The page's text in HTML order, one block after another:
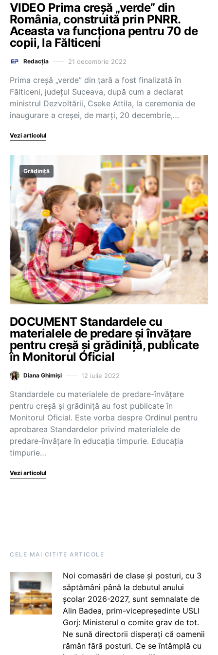
VIDEO Prima creșă „verde” din
România, construită prin PNRR.
Aceasta va funcționa pentru 70 de
copii, la Fălticeni
Redacția 21 decembrie 2022
Prima creșă „verde” din țară a fost finalizată în
Fălticeni, județul Suceava, după cum a declarat
ministrul Dezvoltării, Cseke Attila, la ceremonia de
inaugurare a creșei, de marți, 20 decembrie,…
Vezi articolul
Grădiniță
DOCUMENT Standardele cu
materialele de predare și învățare
pentru creșă și grădiniță, publicate
în Monitorul Oficial
Diana Ghimiși 12 iulie 2022
Standardele cu materialele de predare-învățare
pentru creșă și grădiniță au fost publicate în
Monitorul Oficial. Este vorba despre Ordinul pentru
aprobarea Standardelor privind materialele de
predare-învățare în educația timpurie. Educația
timpurie…
Vezi articolul
CELE MAI CITITE ARTICOLE
Noi comasări de clase și posturi, cu 3
săptămâni până la debutul anului
școlar 2026-2027, sunt semnalate de
Alin Badea, prim-vicepreședinte USLI
Gorj: Ministerul o comite grav de tot.
Ne sună directorii disperați că oamenii
rămân fără posturi. Ce se întâmplă cu